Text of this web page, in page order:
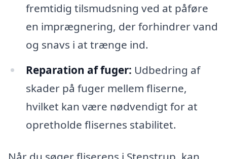
fremtidig tilsmudsning ved at påføre
en imprægnering, der forhindrer vand
og snavs i at trænge ind.
Reparation af fuger: Udbedring af
skader på fuger mellem fliserne,
hvilket kan være nødvendigt for at
opretholde flisernes stabilitet.